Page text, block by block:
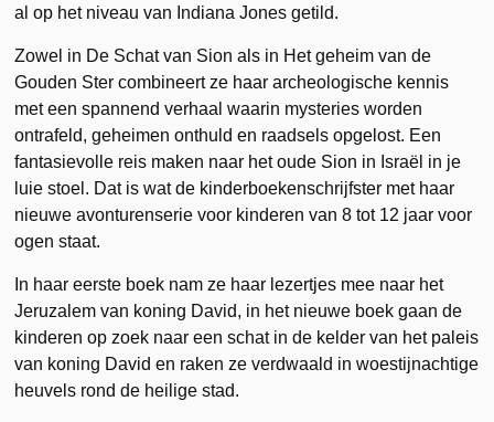
al op het niveau van Indiana Jones getild.
Zowel in De Schat van Sion als in Het geheim van de
Gouden Ster combineert ze haar archeologische kennis
met een spannend verhaal waarin mysteries worden
ontrafeld, geheimen onthuld en raadsels opgelost. Een
fantasievolle reis maken naar het oude Sion in Israël in je
luie stoel. Dat is wat de kinderboekenschrijfster met haar
nieuwe avonturenserie voor kinderen van 8 tot 12 jaar voor
ogen staat.
In haar eerste boek nam ze haar lezertjes mee naar het
Jeruzalem van koning David, in het nieuwe boek gaan de
kinderen op zoek naar een schat in de kelder van het paleis
van koning David en raken ze verdwaald in woestijnachtige
heuvels rond de heilige stad.